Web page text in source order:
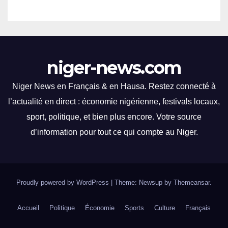
niger-news.com
Niger News en Français & en Hausa. Restez connecté à
l’actualité en direct : économie nigérienne, festivals locaux,
sport, politique, et bien plus encore. Votre source
d’information pour tout ce qui compte au Niger.
Proudly powered by WordPress Theme: Newsup by Themeansar.
Accueil Politique Économie Sports Culture Français